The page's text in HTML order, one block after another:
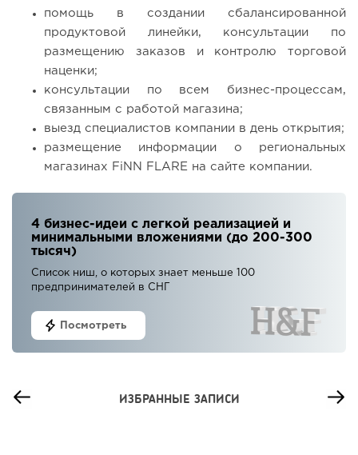
помощь в создании сбалансированной
продуктовой линейки, консультации по
размещению заказов и контролю торговой
наценки;
консультации по всем бизнес-процессам,
связанным с работой магазина;
выезд специалистов компании в день открытия;
размещение информации о региональных
магазинах FiNN FLARE на сайте компании.
4 бизнес-идеи с легкой реализацией и
минимальными вложениями (до 200-300
тысяч)
Список ниш, о которых знает меньше 100
предпринимателей в СНГ
Посмотреть
ИЗБРАННЫЕ ЗАПИСИ